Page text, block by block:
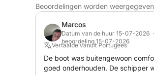
Beoordelingen worden
Marcos
Datum van de huur 15-07-2026
beoordeling 15-07-2026
Vertaalde vanuit Portugees
De boot was buitengewoon
goed onderhouden. De schipper